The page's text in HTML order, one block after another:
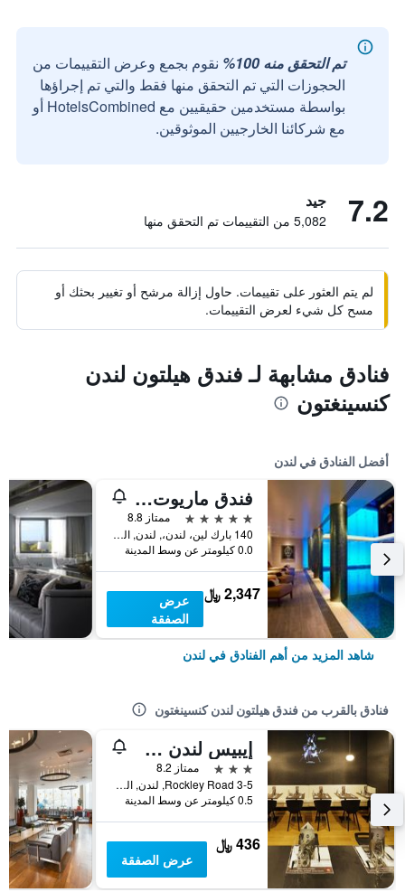
تم التحقق منه 100%
نقوم بجمع وعرض التقييمات من
الحجوزات التي تم التحقق منها فقط والتي تم إجراؤها
بواسطة مستخدمين حقيقيين مع HotelsCombined أو
مع شركائنا الخارجيين الموثوقين.
7.2 جيد
5,082 من التقييمات تم التحقق منها
لم يتم العثور على تقييمات. حاول إزالة مرشح أو تغيير بحثك أو
مسح كل شيء لعرض التقييمات.
فنادق مشابهة لـ فندق هيلتون لندن
كنسينغتون
أفضل الفنادق في لندن
فندق ماريوت لندن بارك لاين
5 نجوم
ممتاز 8.8
140 بارك لين، لندن،, لندن, المملكة المتحدة
0.0 كيلومتر عن وسط المدينة
2,347 ﷼
عرض
الصفقة
شاهد المزيد من أهم الفنادق في لندن
فنادق بالقرب من فندق هيلتون لندن كنسينغتون
إيبيس لندن شابيردز بوش - هامرسميث
3 نجوم
ممتاز 8.2
3-5 Rockley Road, لندن, المملكة المتحدة
0.5 كيلومتر عن وسط المدينة
436 ﷼
عرض الصفقة